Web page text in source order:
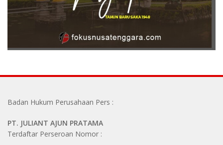
Badan Hukum Perusahaan Pers :
PT. JULIANT AJUN PRATAMA
Terdaftar Perseroan Nomor :